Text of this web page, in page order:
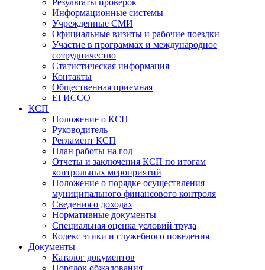
Результаты проверок
Информационные системы
Учрежденные СМИ
Официальные визиты и рабочие поездки
Участие в программах и международное
сотрудничество
Статистическая информация
Контакты
Общественная приемная
ЕГИССО
КСП
Положение о КСП
Руководитель
Регламент КСП
План работы на год
Отчеты и заключения КСП по итогам
контрольных мероприятий
Положение о порядке осуществления
муниципального финансового контроля
Сведения о доходах
Нормативные документы
Специальная оценка условий труда
Кодекс этики и служебного поведения
Документы
Каталог документов
Порядок обжалования